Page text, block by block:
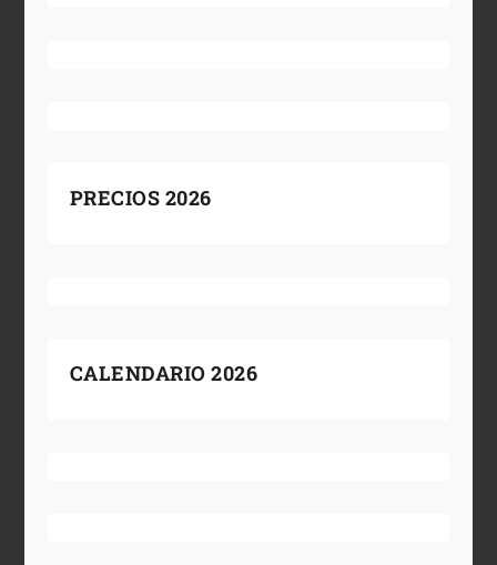
PRECIOS 2026
CALENDARIO 2026